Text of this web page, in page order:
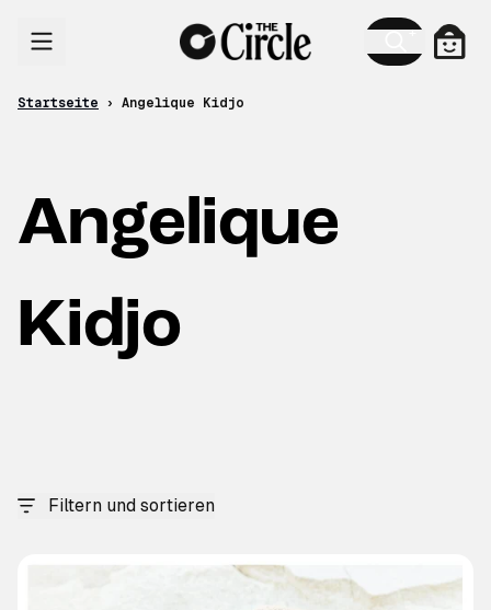
Startseite › Angelique Kidjo
Angelique
Kidjo
Filtern und sortieren